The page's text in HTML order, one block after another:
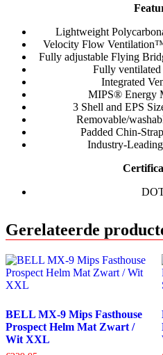
Lightweight
Velocity Flow
Fully adjustable Flying
Fully
Integrated
MIPS®️ Energy
3 Shell and EPS
Removable/
Padded Chin-
Industry-
Gerelateerde
BELL MX-9 Mips Fasthouse
Prospect Helm Mat Zwart /
Wit XXL